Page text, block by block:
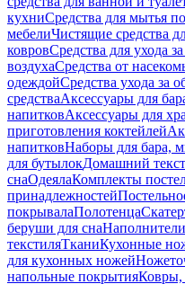
кухниСредства для мытья
мебелиЧистящие средства
ковровСредства для ухода
воздухаСредства от
одеждойСредства ухода за
средстваАксессуары для
напитковАксессуары для
приготовления коктейлей
напитковНаборы для бара,
для бутылокДомашний
снаОдеялаКомплекты
принадлежностей
покрывалаПолотенца
беруши для сна
текстиляТканиКухонные
для кухонных ножей
напольные покрытия